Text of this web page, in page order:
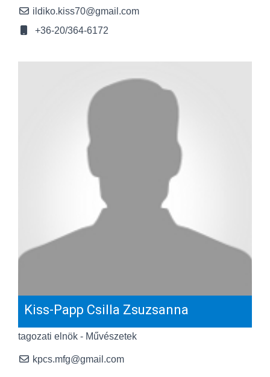
ildiko.kiss70@gmail.com
+36-20/364-6172
Kiss-Papp Csilla Zsuzsanna
tagozati elnök - Művészetek
kpcs.mfg@gmail.com